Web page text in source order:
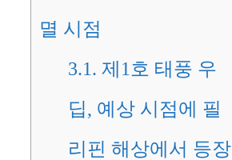
멸 시점
3.1. 제1호 태풍 우
딥, 예상 시점에 필
리핀 해상에서 등장